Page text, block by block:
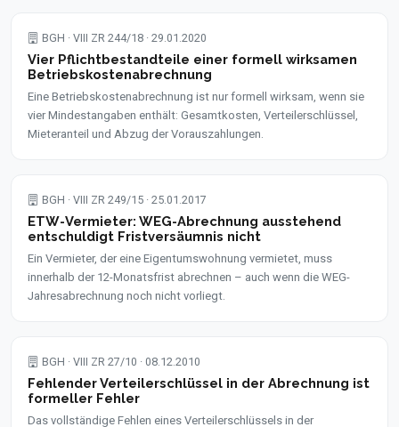
BGH · VIII ZR 244/18 · 29.01.2020
Vier Pflichtbestandteile einer formell wirksamen
Betriebskostenabrechnung
Eine Betriebskostenabrechnung ist nur formell wirksam, wenn sie
vier Mindestangaben enthält: Gesamtkosten, Verteilerschlüssel,
Mieteranteil und Abzug der Vorauszahlungen.
BGH · VIII ZR 249/15 · 25.01.2017
ETW-Vermieter: WEG-Abrechnung ausstehend
entschuldigt Fristversäumnis nicht
Ein Vermieter, der eine Eigentumswohnung vermietet, muss
innerhalb der 12-Monatsfrist abrechnen – auch wenn die WEG-
Jahresabrechnung noch nicht vorliegt.
BGH · VIII ZR 27/10 · 08.12.2010
Fehlender Verteilerschlüssel in der Abrechnung ist
formeller Fehler
Das vollständige Fehlen eines Verteilerschlüssels in der